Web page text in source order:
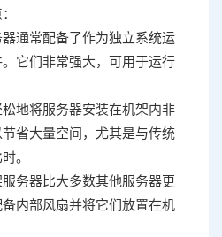
通常配备了作为独立系统运
它们非常强大，可用于运行
地将服务器安装在机架内非
省大量空间，尤其是与传统
。
务器比大多数其他服务器更
内部风扇并将它们放置在机